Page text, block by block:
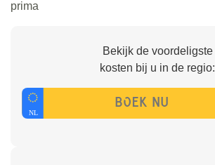
prima
Bekijk de voordeligste
kosten bij u in de regio: